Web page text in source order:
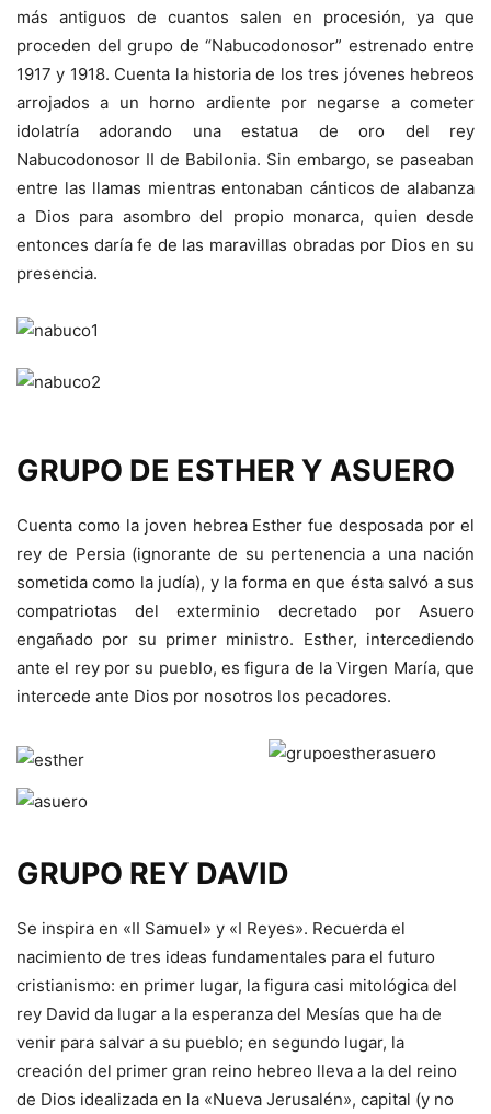
más antiguos de cuantos salen en procesión, ya que
proceden del grupo de “Nabucodonosor” estrenado entre
1917 y 1918. Cuenta la historia de los tres jóvenes hebreos
arrojados a un horno ardiente por negarse a cometer
idolatría adorando una estatua de oro del rey
Nabucodonosor II de Babilonia. Sin embargo, se paseaban
entre las llamas mientras entonaban cánticos de alabanza
a Dios para asombro del propio monarca, quien desde
entonces daría fe de las maravillas obradas por Dios en su
presencia.
GRUPO DE ESTHER Y ASUERO
Cuenta como la joven hebrea Esther fue desposada por el
rey de Persia (ignorante de su pertenencia a una nación
sometida como la judía), y la forma en que ésta salvó a sus
compatriotas del exterminio decretado por Asuero
engañado por su primer ministro. Esther, intercediendo
ante el rey por su pueblo, es figura de la Virgen María, que
intercede ante Dios por nosotros los pecadores.
GRUPO REY DAVID
Se inspira en «II Samuel» y «I Reyes». Recuerda el
nacimiento de tres ideas fundamentales para el futuro
cristianismo: en primer lugar, la figura casi mitológica del
rey David da lugar a la esperanza del Mesías que ha de
venir para salvar a su pueblo; en segundo lugar, la
creación del primer gran reino hebreo lleva a la del reino
de Dios idealizada en la «Nueva Jerusalén», capital (y no